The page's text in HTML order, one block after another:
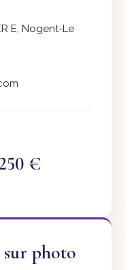
E, Nogent-Le
€
sur photo